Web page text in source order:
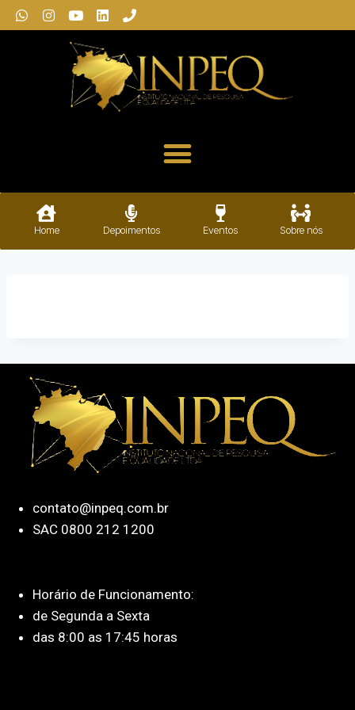
Home Depoimentos Eventos Sobre nós
contato@inpeq.com.br
SAC 0800 212 1200
Horário de Funcionamento:
de Segunda a Sexta
das 8:00 as 17:45 horas